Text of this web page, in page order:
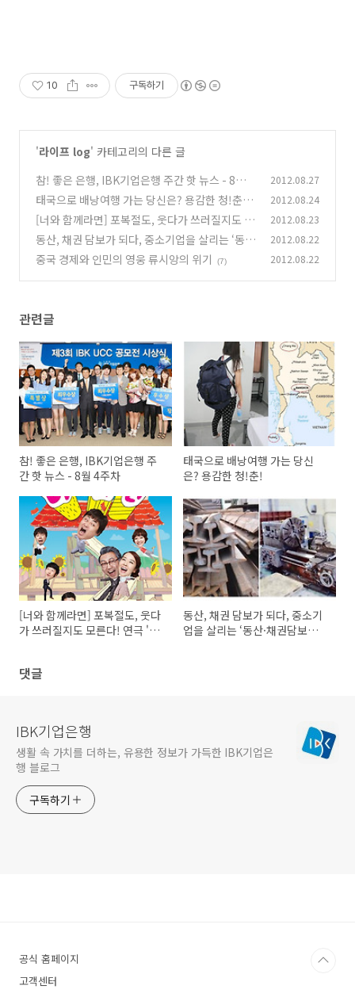
10 구독하기
'라이프 log' 카테고리의 다른 글
참! 좋은 은행, IBK기업은행 주간 핫 뉴스 - 8월 4
주차
(5)
2012.08.27
태국으로 배낭여행 가는 당신은? 용감한 청!춘!
(11)
2012.08.24
[너와 함께라면] 포복절도, 웃다가 쓰러질지도 모
른다! 연극 '너와 함께라면' (7)
2012.08.23
동산, 채권 담보가 되다, 중소기업을 살리는 ‘동산
·채권담보대출’
(7)
2012.08.22
중국 경제와 인민의 영웅 류시앙의 위기 (7) 2012.08.22
관련글
참! 좋은 은행, IBK기업은행 주
간 핫 뉴스 - 8월 4주차
태국으로 배낭여행 가는 당신
은? 용감한 청!춘!
[너와 함께라면] 포복절도, 웃다
가 쓰러질지도 모른다! 연극 '너
동산, 채권 담보가 되다, 중소기
업을 살리는 ‘동산·채권담보대
댓글
IBK기업은행
생활 속 가치를 더하는, 유용한 정보가 가득한 IBK기업은
행 블로그
구독하기
공식 홈페이지
고객센터